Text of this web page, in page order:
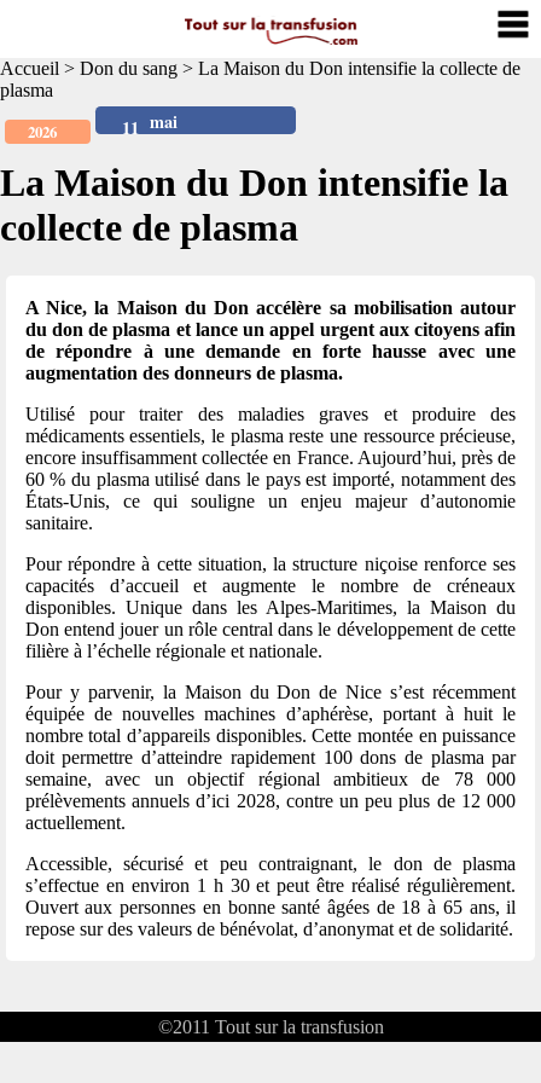
Accueil > Don du sang > La Maison du Don intensifie la collecte de
plasma
mai
11
2026
La Maison du Don intensifie la
collecte de plasma
A Nice, la Maison du Don accélère sa mobilisation autour
du don de plasma et lance un appel urgent aux citoyens afin
de répondre à une demande en forte hausse avec une
augmentation des donneurs de plasma.
Utilisé pour traiter des maladies graves et produire des
médicaments essentiels, le plasma reste une ressource précieuse,
encore insuffisamment collectée en France. Aujourd’hui, près de
60 % du plasma utilisé dans le pays est importé, notamment des
États-Unis, ce qui souligne un enjeu majeur d’autonomie
sanitaire.
Pour répondre à cette situation, la structure niçoise renforce ses
capacités d’accueil et augmente le nombre de créneaux
disponibles. Unique dans les Alpes-Maritimes, la Maison du
Don entend jouer un rôle central dans le développement de cette
filière à l’échelle régionale et nationale.
Pour y parvenir, la Maison du Don de Nice s’est récemment
équipée de nouvelles machines d’aphérèse, portant à huit le
nombre total d’appareils disponibles. Cette montée en puissance
doit permettre d’atteindre rapidement 100 dons de plasma par
semaine, avec un objectif régional ambitieux de 78 000
prélèvements annuels d’ici 2028, contre un peu plus de 12 000
actuellement.
Accessible, sécurisé et peu contraignant, le don de plasma
s’effectue en environ 1 h 30 et peut être réalisé régulièrement.
Ouvert aux personnes en bonne santé âgées de 18 à 65 ans, il
repose sur des valeurs de bénévolat, d’anonymat et de solidarité.
©2011 Tout sur la transfusion